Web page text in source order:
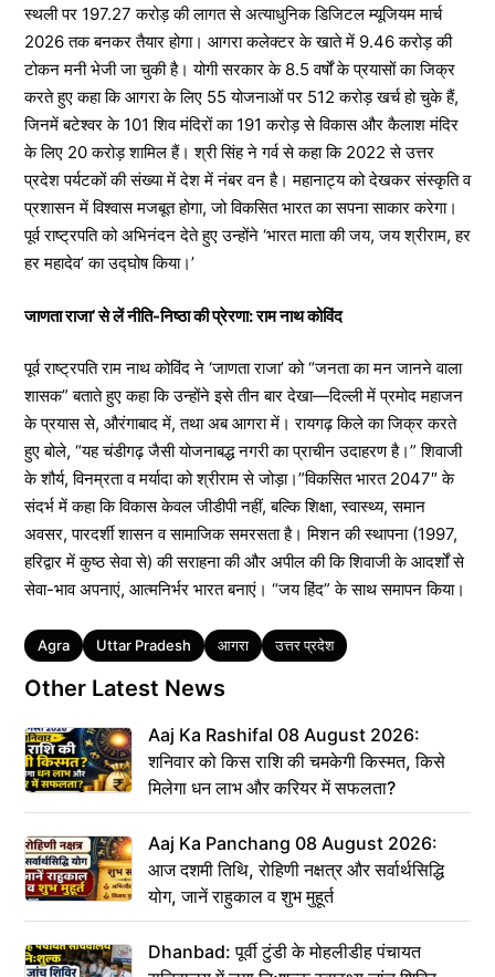
स्थली पर 197.27 करोड़ की लागत से अत्याधुनिक डिजिटल म्यूजियम मार्च
2026 तक बनकर तैयार होगा। आगरा कलेक्टर के खाते में 9.46 करोड़ की
टोकन मनी भेजी जा चुकी है। योगी सरकार के 8.5 वर्षों के प्रयासों का जिक्र
करते हुए कहा कि आगरा के लिए 55 योजनाओं पर 512 करोड़ खर्च हो चुके हैं,
जिनमें बटेश्वर के 101 शिव मंदिरों का 191 करोड़ से विकास और कैलाश मंदिर
के लिए 20 करोड़ शामिल हैं। श्री सिंह ने गर्व से कहा कि 2022 से उत्तर
प्रदेश पर्यटकों की संख्या में देश में नंबर वन है। महानाट्य को देखकर संस्कृति व
प्रशासन में विश्वास मजबूत होगा, जो विकसित भारत का सपना साकार करेगा।
पूर्व राष्ट्रपति को अभिनंदन देते हुए उन्होंने ‘भारत माता की जय, जय श्रीराम, हर
हर महादेव’ का उद्घोष किया।’
जाणता राजा’ से लें नीति-निष्ठा की प्रेरणा: राम नाथ कोविंद
पूर्व राष्ट्रपति राम नाथ कोविंद ने ‘जाणता राजा’ को “जनता का मन जानने वाला
शासक” बताते हुए कहा कि उन्होंने इसे तीन बार देखा—दिल्ली में प्रमोद महाजन
के प्रयास से, औरंगाबाद में, तथा अब आगरा में। रायगढ़ किले का जिक्र करते
हुए बोले, “यह चंडीगढ़ जैसी योजनाबद्ध नगरी का प्राचीन उदाहरण है।” शिवाजी
के शौर्य, विनम्रता व मर्यादा को श्रीराम से जोड़ा।”विकसित भारत 2047″ के
संदर्भ में कहा कि विकास केवल जीडीपी नहीं, बल्कि शिक्षा, स्वास्थ्य, समान
अवसर, पारदर्शी शासन व सामाजिक समरसता है। मिशन की स्थापना (1997,
हरिद्वार में कुष्ठ सेवा से) की सराहना की और अपील की कि शिवाजी के आदर्शों से
सेवा-भाव अपनाएं, आत्मनिर्भर भारत बनाएं। “जय हिंद” के साथ समापन किया।
Tags
Agra Uttar Pradesh आगरा उत्तर प्रदेश
Other Latest News
Aaj Ka Rashifal 08 August 2026:
शनिवार को किस राशि की चमकेगी किस्मत, किसे
मिलेगा धन लाभ और करियर में सफलता?
Aaj Ka Panchang 08 August 2026:
आज दशमी तिथि, रोहिणी नक्षत्र और सर्वार्थसिद्धि
योग, जानें राहुकाल व शुभ मुहूर्त
Dhanbad: पूर्वी टुंडी के मोहलीडीह पंचायत